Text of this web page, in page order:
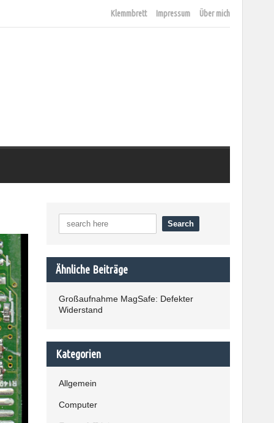
Klemmbrett Impressum Über mich
Ähnliche Beiträge
Großaufnahme MagSafe: Defekter
Widerstand
Kategorien
Allgemein
Computer